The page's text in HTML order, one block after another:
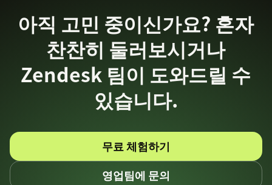
AI 액세스:AI 기능에 대한 평가판 액세스는 평가 목
적으로 사용할 수 있지만, 포함된 기능은 다를 수 있
습니다.
무료 평가판 세부 정보 및 포함 사항
연동 서비스 살펴보기
Zendesk Trust Center
아직 고민 중이신가요? 혼자
찬찬히 둘러보시거나
Zendesk 팀이 도와드릴 수
있습니다.
무료 체험하기
영업팀에 문의